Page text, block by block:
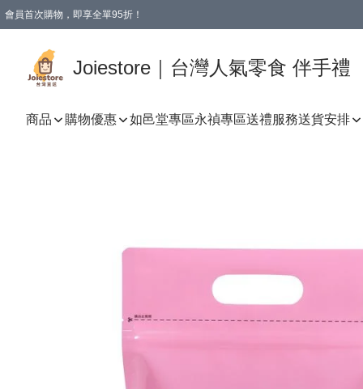
會員首次購物，即享全單95折！
Joiestore｜台灣人氣零食 伴手禮
商品 購物優惠 如邑堂專區永禎專區送禮服務送貨安排